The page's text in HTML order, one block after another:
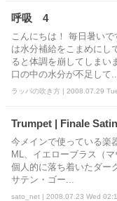
呼吸 4
こんにちは！ 毎日暑い
は水分補給をこまめにし
ると体調を崩してしまい
口の中の水分が不足して...
ラッパの吹き方 | 2008.07.29
Trumpet | Finale
今メインで使っている楽
ML、イエローブラス（
個人的に落ち着いたダー
サテン・ゴー...
sato_net | 2008.07.23 Wed